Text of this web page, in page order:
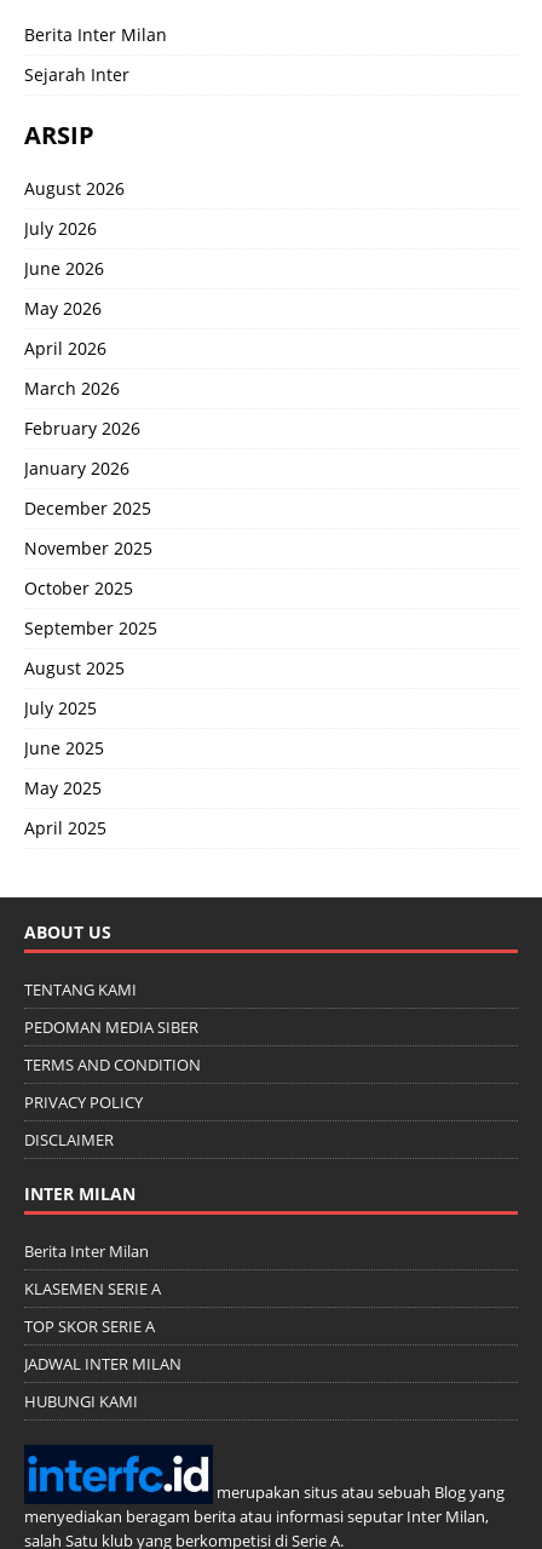
Berita Inter Milan
Sejarah Inter
ARSIP
August 2026
July 2026
June 2026
May 2026
April 2026
March 2026
February 2026
January 2026
December 2025
November 2025
October 2025
September 2025
August 2025
July 2025
June 2025
May 2025
April 2025
ABOUT US
TENTANG KAMI
PEDOMAN MEDIA SIBER
TERMS AND CONDITION
PRIVACY POLICY
DISCLAIMER
INTER MILAN
Berita Inter Milan
KLASEMEN SERIE A
TOP SKOR SERIE A
JADWAL INTER MILAN
HUBUNGI KAMI
merupakan situs atau sebuah Blog yang
menyediakan beragam berita atau informasi seputar Inter Milan,
salah Satu klub yang berkompetisi di Serie A.